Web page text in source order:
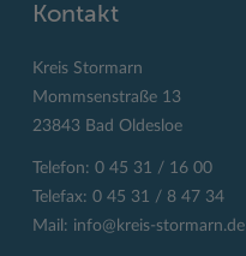
Kontakt
Kreis Stormarn
Mommsenstraße 13
23843 Bad Oldesloe
Telefon: 0 45 31 / 16 00
Telefax: 0 45 31 / 8 47 34
Mail: info@kreis-stormarn.de